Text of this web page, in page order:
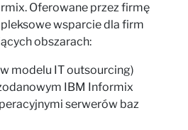
Oferowane przez firmę
wsparcie dla firm
obszarach:
modelu IT outsourcing)
IBM Informix
serwerów baz